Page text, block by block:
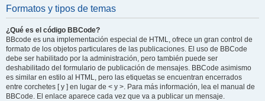
Formatos y tipos de temas
¿Qué es el código BBCode?
BBcode es una implementación especial de HTML, ofrece un gran control de
formato de los objetos particulares de las publicaciones. El uso de BBCode
debe ser habilitado por la administración, pero también puede ser
deshabilitado del formulario de publicación de mensajes. BBCode asimismo
es similar en estilo al HTML, pero las etiquetas se encuentran encerrados
entre corchetes [ y ] en lugar de < y >. Para más información, lea el manual de
BBCode. El enlace aparece cada vez que va a publicar un mensaje.